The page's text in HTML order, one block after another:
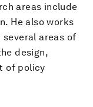
areas include
He also works
areas of
design,
of policy